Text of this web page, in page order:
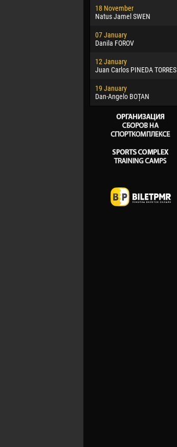
18 November
Natus Jamel SWEN
07 January
Danila FOROV
12 January
Juan Carlos PINEDA TORRES
19 January
Dan-Angelo BOȚAN